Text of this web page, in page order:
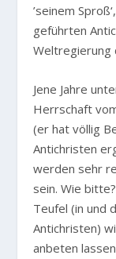
’seinem
geführten
Weltregierung
Jene Jahre
Herrschaft
(er hat völlig
Antichristen
werden sehr
sein. Wie
Teufel (in und
Antichristen)
anbeten